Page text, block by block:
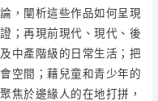
，闡析這些作品如何呈現
；再現前現代、現代、後
中產階級的日常生活；把
空間；藉兒童和青少年的
焦於邊緣人的在地打拼，